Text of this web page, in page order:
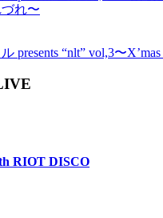
れ〜
presents “nlt” vol,3〜X’mas
RIOT DISCO